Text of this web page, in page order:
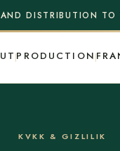
DISTRIBUTION TO
PRODUCTION
KVKK & GIZLILIK